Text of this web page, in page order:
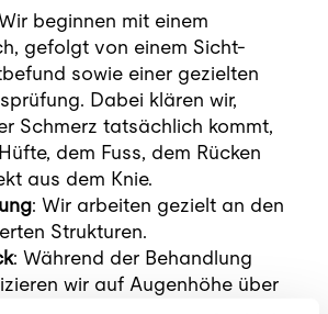
beginnen mit einem
gefolgt von einem Sicht-
sowie einer gezielten
Dabei klären wir,
Schmerz tatsächlich kommt,
dem Fuss, dem Rücken
aus dem Knie.
: Wir arbeiten gezielt an den
Strukturen.
: Während der Behandlung
wir auf Augenhöhe über